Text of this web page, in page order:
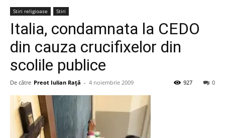
Stiri religioase Stiri
Italia, condamnata la CEDO
din cauza crucifixelor din
scolile publice
De către Preot Iulian Raţă - 4 noiembrie 2009 0
927